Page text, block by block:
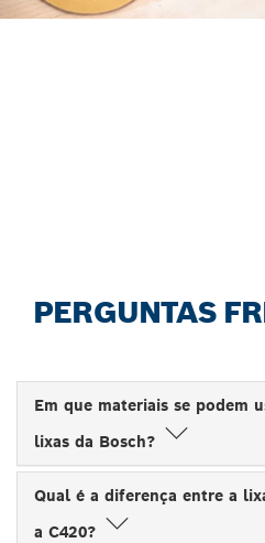
PERGUNTAS
Em que materiais se podem
lixas da Bosch?
Qual é a diferença entre a
a C420?